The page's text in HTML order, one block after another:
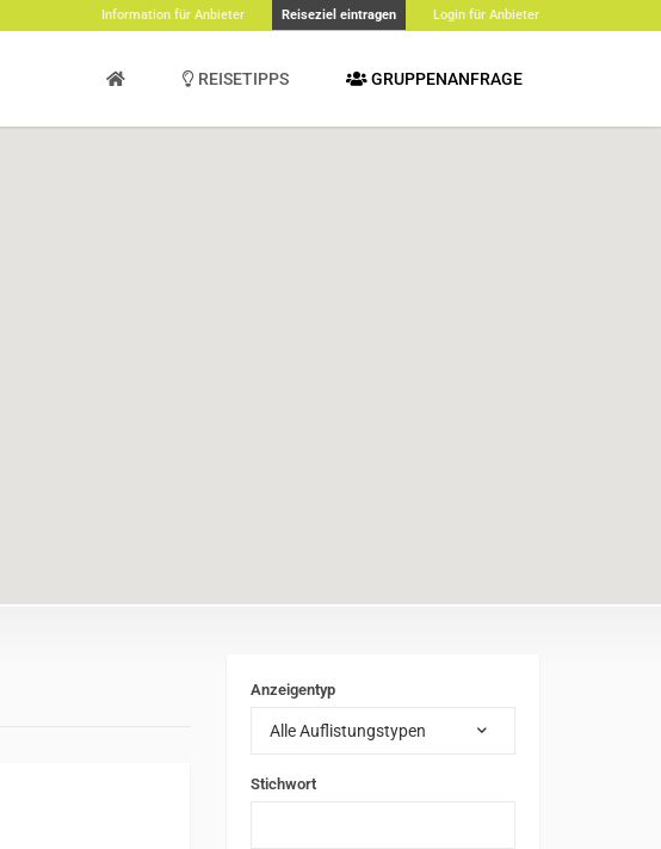
Information für Anbieter Reiseziel eintragen Login für Anbieter
REISETIPPS GRUPPENANFRAGE
Anzeigentyp
Alle Auflistungstypen
Stichwort